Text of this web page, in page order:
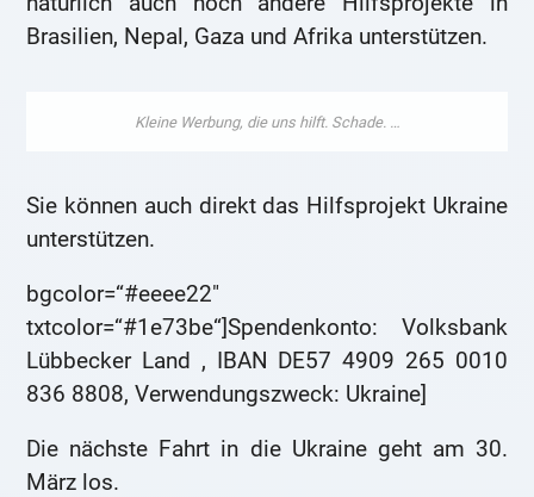
Brasilien, Nepal, Gaza und Afrika unterstützen.
Sie können auch direkt das Hilfsprojekt Ukraine
unterstützen.
bgcolor=“#eeee22″
txtcolor=“#1e73be“]Spendenkonto: Volksbank
Lübbecker Land , IBAN DE57 4909 265 0010
836 8808, Verwendungszweck: Ukraine]
Die nächste Fahrt in die Ukraine geht am 30.
März los.